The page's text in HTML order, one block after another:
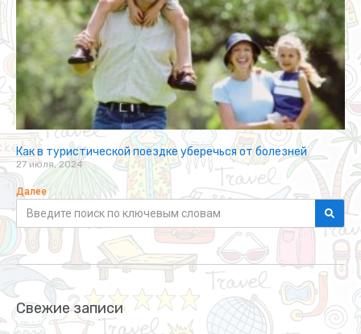
Как в туристической поездке уберечься от болезней
27 июля, 2024
Далее
Свежие записи